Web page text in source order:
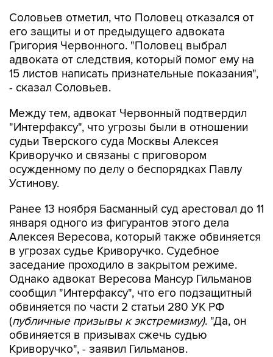
Соловьев отметил, что Половец отказался от
его защиты и от предыдущего адвоката
Григория Червонного. "Половец выбрал
адвоката от следствия, который помог ему на
15 листов написать признательные показания",
- сказал Соловьев.
Между тем, адвокат Червонный подтвердил
"Интерфаксу", что угрозы были в отношении
судьи Тверского суда Москвы Алексея
Криворучко и связаны с приговором
осужденному по делу о беспорядках Павлу
Устинову.
Ранее 13 ноября Басманный суд арестовал до 11
января одного из фигурантов этого дела
Алексея Вересова, который также обвиняется
в угрозах судье Криворучко. Судебное
заседание проходило в закрытом режиме.
Однако адвокат Вересова Мансур Гильманов
сообщил "Интерфаксу", что его подзащитный
обвиняется по части 2 статьи 280 УК РФ
(публичные призывы к экстремизму). "Да, он
обвиняется в призывах сжечь судью
Криворучко", - заявил Гильманов.